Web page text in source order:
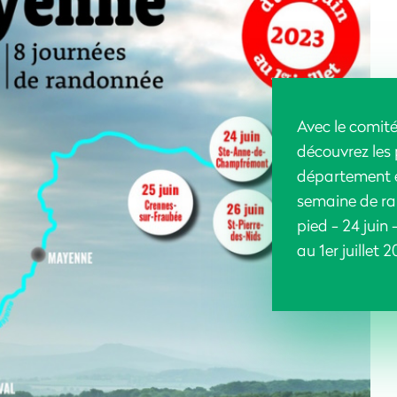
Avec le
découvrez
département
semaine de
pied - 24 juin
au 1er juillet